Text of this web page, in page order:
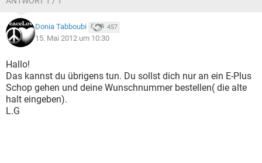
Donia Tabboubi 457
15. Mai 2012 um 10:30
Hallo!
Das kannst du übrigens tun. Du sollst dich nur an ein E-Plus
Schop gehen und deine Wunschnummer bestellen( die alte
halt eingeben).
L.G